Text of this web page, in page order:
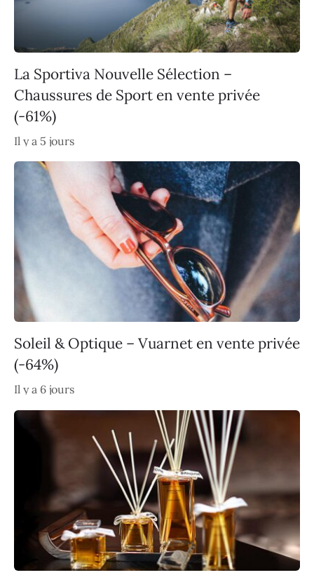
La Sportiva Nouvelle Sélection –
Chaussures de Sport en vente privée
(-61%)
Il y a 5 jours
Soleil & Optique – Vuarnet en vente privée
(-64%)
Il y a 6 jours